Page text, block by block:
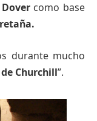
como base
durante mucho
Churchill”.